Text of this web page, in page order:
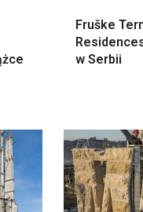
Fruške
w Serbii